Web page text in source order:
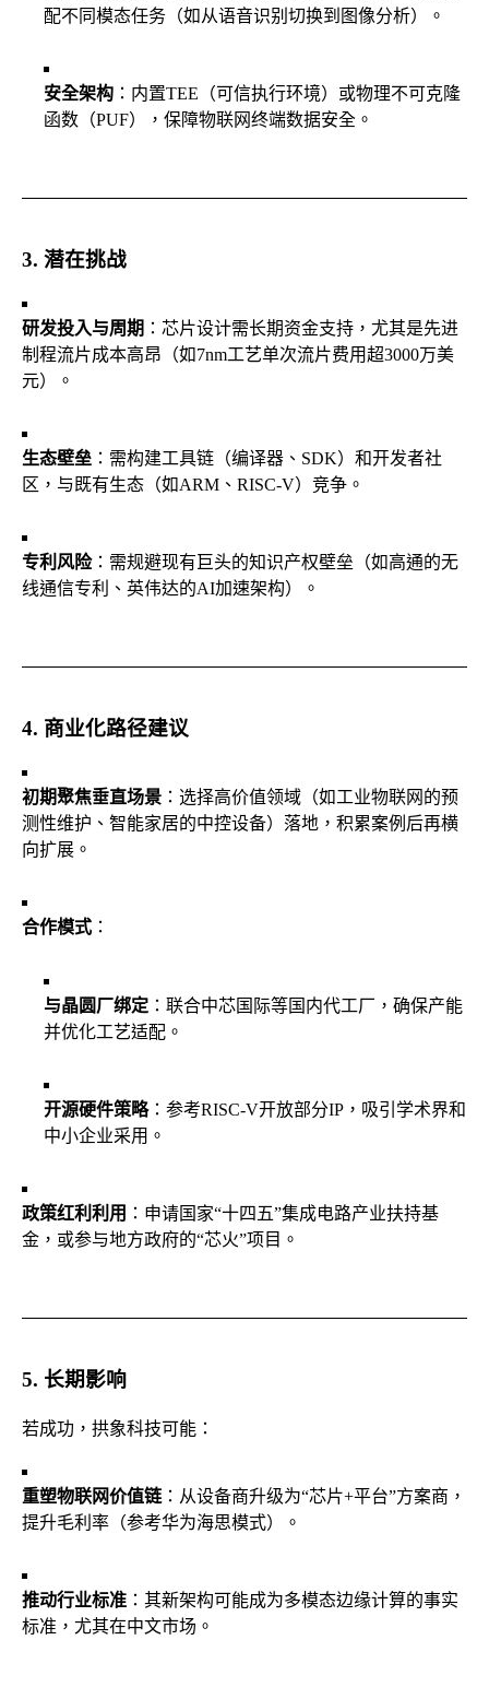
配不同模态任务（如从语音识别切换到图像分析）。
安全架构：内置TEE（可信执行环境）或物理不可克隆
函数（PUF），保障物联网终端数据安全。
3. 潜在挑战
研发投入与周期 ：芯片设计需长期资金支持，尤其是先进
制程流片成本高昂（如7nm工艺单次流片费用超3000万美
元）。
生态壁垒：需构建工具链（编译器、SDK）和开发者社
区，与既有生态（如ARM、RISC-V）竞争。
专利风险：需规避现有巨头的知识产权壁垒（如高通的无
线通信专利、英伟达的AI加速架构）。
4. 商业化路径建议
初期聚焦垂直场景：选择高价值领域（如工业物联网的预
测性维护、智能家居的中控设备）落地，积累案例后再横
向扩展。
合作模式：
与晶圆厂绑定：联合中芯国际等国内代工厂，确保产能
并优化工艺适配。
开源硬件策略：参考RISC-V开放部分IP，吸引学术界和
中小企业采用。
政策红利利用 ：申请国家“十四五”集成电路产业扶持基
金，或参与地方政府的“芯火”项目。
5. 长期影响
若成功，拱象科技可能：
重塑物联网价值链：从设备商升级为“芯片+平台”方案商，
提升毛利率（参考华为海思模式）。
推动行业标准：其新架构可能成为多模态边缘计算的事实
标准，尤其在中文市场。